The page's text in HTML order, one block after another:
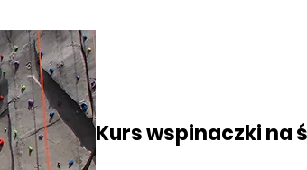
Kurs wspinaczki na